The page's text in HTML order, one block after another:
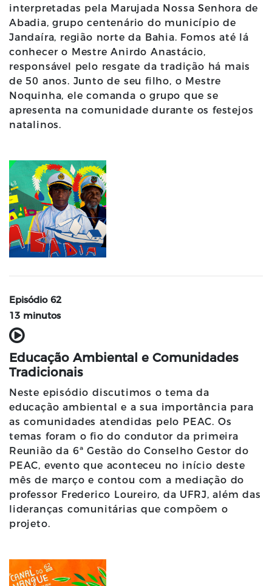
interpretadas pela Marujada Nossa Senhora de
Abadia, grupo centenário do município de
Jandaíra, região norte da Bahia. Fomos até lá
conhecer o Mestre Anirdo Anastácio,
responsável pelo resgate da tradição há mais
de 50 anos. Junto de seu filho, o Mestre
Noquinha, ele comanda o grupo que se
apresenta na comunidade durante os festejos
natalinos.
Episódio 62
13 minutos
Educação Ambiental e Comunidades
Tradicionais
Neste episódio discutimos o tema da
educação ambiental e a sua importância para
as comunidades atendidas pelo PEAC. Os
temas foram o fio do condutor da primeira
Reunião da 6ª Gestão do Conselho Gestor do
PEAC, evento que aconteceu no início deste
mês de março e contou com a mediação do
professor Frederico Loureiro, da UFRJ, além das
lideranças comunitárias que compõem o
projeto.